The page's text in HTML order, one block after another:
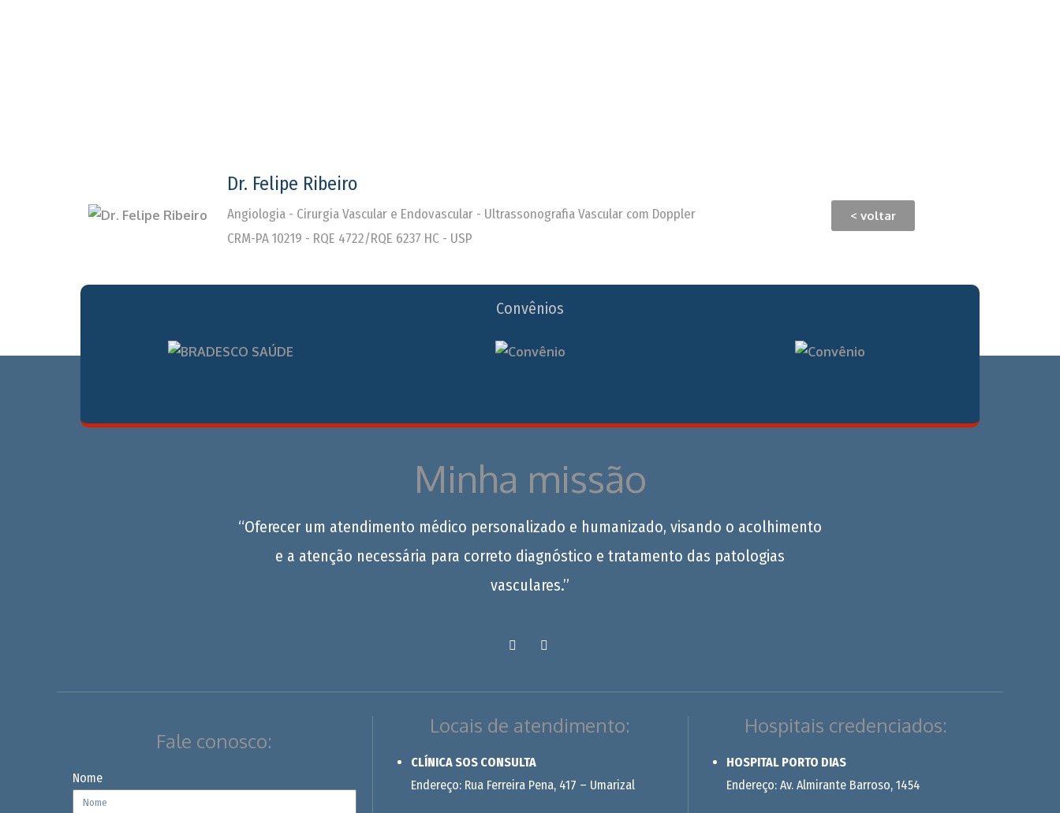
Dr. Felipe Ribeiro
Angiologia - Cirurgia Vascular e Endovascular - Ultrassonografia Vascular com Doppler
CRM-PA 10219 - RQE 4722/RQE 6237 HC - USP
< voltar
Convênios
Minha missão
“Oferecer um atendimento médico personalizado e humanizado, visando o acolhimento
e a atenção necessária para correto diagnóstico e tratamento das patologias
vasculares.”
Fale conosco:
Nome
Locais de atendimento:
CLÍNICA SOS CONSULTA
Endereço: Rua Ferreira Pena, 417 – Umarizal
Hospitais credenciados:
HOSPITAL PORTO DIAS
Endereço: Av. Almirante Barroso, 1454